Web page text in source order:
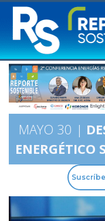
MAYO 30 |
ENERGÉTICO